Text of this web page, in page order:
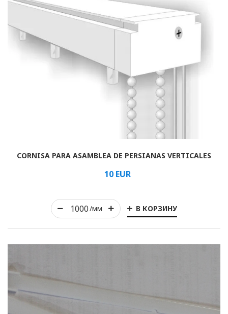
romano
/мм В КОРЗИНУ
CORNISA PARA ASAMBLEA DE PERSIANAS VERTICALES
10 EUR